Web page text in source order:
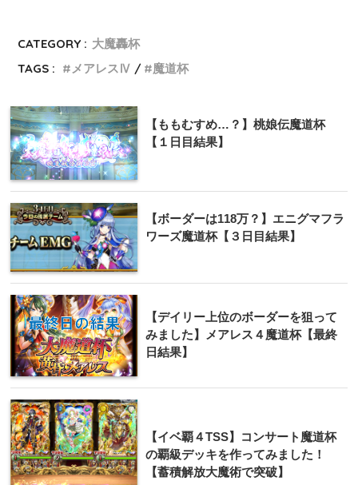
CATEGORY : 大魔轟杯
TAGS :
メアレスⅣ 魔道杯
【ももむすめ…？】桃娘伝魔道杯
【１日目結果】
【ボーダーは118万？】エニグマフラ
ワーズ魔道杯【３日目結果】
【デイリー上位のボーダーを狙って
みました】メアレス４魔道杯【最終
日結果】
【イベ覇４TSS】コンサート魔道杯
の覇級デッキを作ってみました！
【蓄積解放大魔術で突破】